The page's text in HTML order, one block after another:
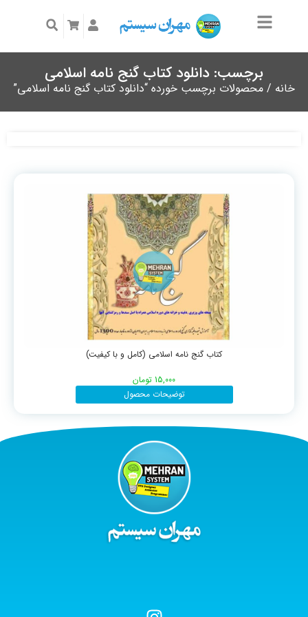
برچسب: دانلود کتاب گنج نامه اسلامی
خانه / محصولات برچسب خورده “دانلود کتاب گنج نامه اسلامی”
کتاب گنج نامه اسلامی (کامل و با کیفیت)
15,000 تومان
توضیحات محصول